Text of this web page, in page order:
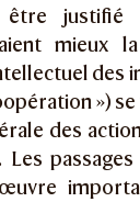
justifié
mieux
des
»)
des
Les